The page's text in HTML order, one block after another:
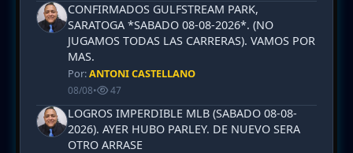
CONFIRMADOS GULFSTREAM PARK,
SARATOGA *SABADO 08-08-2026*. (NO
JUGAMOS TODAS LAS CARRERAS). VAMOS POR
MAS.
Por:ANTONI CASTELLANO
08/08• 47
LOGROS IMPERDIBLE MLB (SABADO 08-08-
2026). AYER HUBO PARLEY. DE NUEVO SERA
OTRO ARRASE